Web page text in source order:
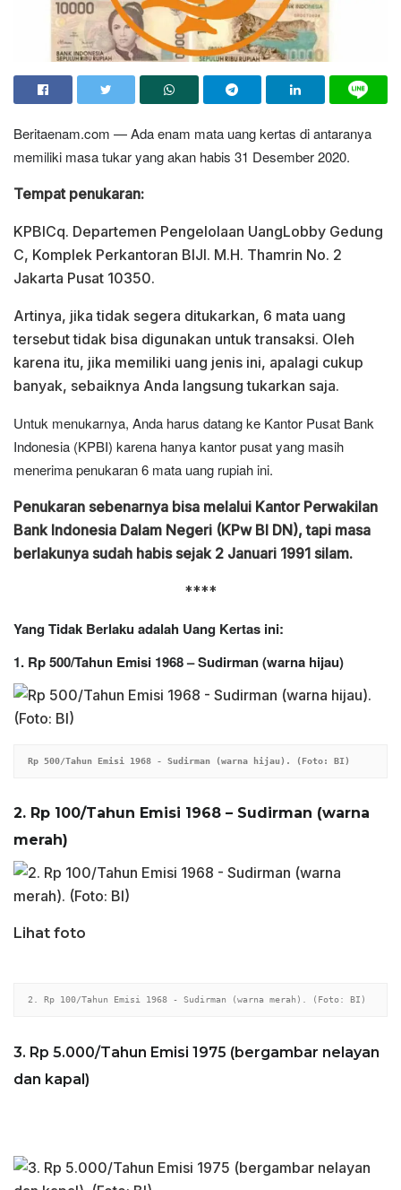
Beritaenam.com — Ada enam mata uang kertas di antaranya
memiliki masa tukar yang akan habis 31 Desember 2020.
Tempat penukaran:
KPBICq. Departemen Pengelolaan UangLobby Gedung
C, Komplek Perkantoran BIJl. M.H. Thamrin No. 2
Jakarta Pusat 10350.
Artinya, jika tidak segera ditukarkan, 6 mata uang
tersebut tidak bisa digunakan untuk transaksi. Oleh
karena itu, jika memiliki uang jenis ini, apalagi cukup
banyak, sebaiknya Anda langsung tukarkan saja.
Untuk menukarnya, Anda harus datang ke Kantor Pusat Bank
Indonesia (KPBI) karena hanya kantor pusat yang masih
menerima penukaran 6 mata uang rupiah ini.
Penukaran sebenarnya bisa melalui Kantor Perwakilan
Bank Indonesia Dalam Negeri (KPw BI DN), tapi masa
berlakunya sudah habis sejak 2 Januari 1991 silam.
****
Yang Tidak Berlaku adalah Uang Kertas ini:
1. Rp 500/Tahun Emisi 1968 – Sudirman​ (warna hijau)
Rp 500/Tahun Emisi 1968 - Sudirman​ (warna hijau). (Foto: BI)
2. Rp 100/Tahun Emisi 1968 – Sudirman (warna
merah)
Lihat foto
2. Rp 100/Tahun Emisi 1968 - Sudirman (warna merah). (Foto: BI)
3. Rp 5.000/Tahun Emisi 1975 (bergambar nelayan
dan kapal)